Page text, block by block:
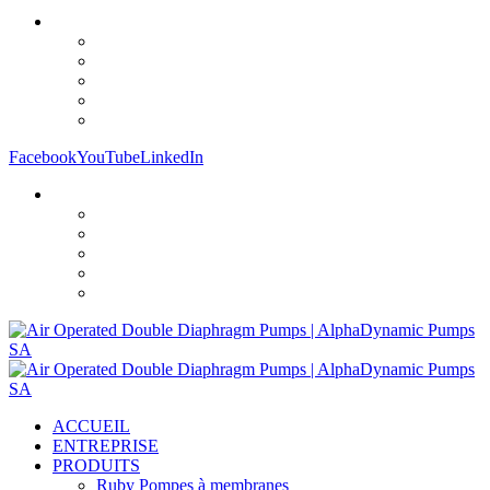
FacebookYouTubeLinkedIn
ACCUEIL
ENTREPRISE
PRODUITS
Ruby Pompes à membranes